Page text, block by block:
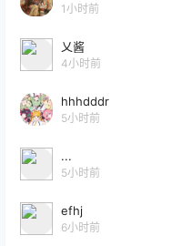
1小时前
乂酱
4小时前
hhhdddr
5小时前
...
5小时前
efhj
6小时前